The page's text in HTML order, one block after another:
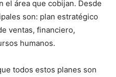
el área que cobijan. Desde
son: plan estratégico
ventas, financiero,
humanos.
todos estos planes son